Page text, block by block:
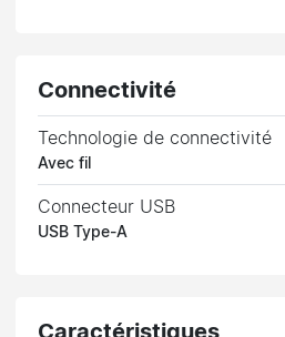
Connectivité
Technologie de connectivité
Avec fil
Connecteur USB
USB Type-A
Caractéristiques